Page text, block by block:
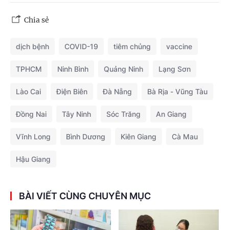
Chia sẻ
dịch bệnh COVID-19 tiêm chủng vaccine
TPHCM Ninh Bình Quảng Ninh Lạng Sơn
Lào Cai Điện Biên Đà Nẵng Bà Rịa - Vũng Tàu
Đồng Nai Tây Ninh Sóc Trăng An Giang
Vĩnh Long Bình Dương Kiên Giang Cà Mau
Hậu Giang
BÀI VIẾT CÙNG CHUYÊN MỤC